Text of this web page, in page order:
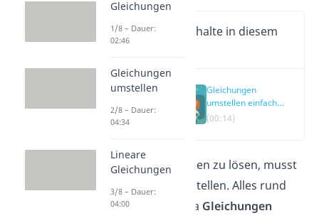
Wichtige Inhalte in diesem
Gleichungen
umstellen einfach
erklärt
(00:14)
Um Gleichungen zu lösen, musst
du sie oft umstellen. Alles rund
um das Thema Gleichungen
Gleichungen
1/8 – Dauer:
02:46
Gleichungen
umstellen
2/8 – Dauer:
04:34
Lineare
Gleichungen
3/8 – Dauer:
04:00